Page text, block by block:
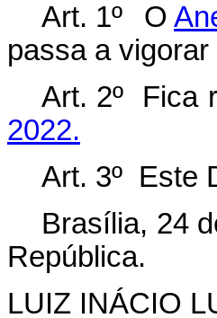
Art. 1º
O
passa a
Art. 2º Fica
2022.
Art. 3º Este
Brasília, 24
República.
LUIZ INÁCIO